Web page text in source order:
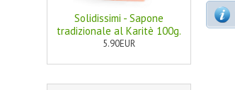
Solidissimi - Sapone
tradizionale al Karitè 100g.
5.90EUR